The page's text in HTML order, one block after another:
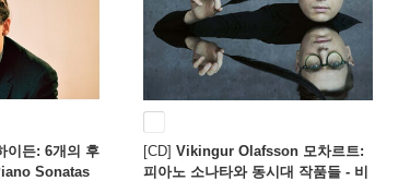
이든: 6개의 후
Sonatas
[CD] Vikingur Olafsson 모차르트:
피아노 소나타와 동시대 작품들 - 비